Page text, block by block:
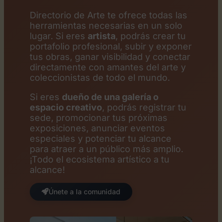
Directorio de Arte te ofrece todas las
herramientas necesarias en un solo
lugar. Si eres artista, podrás crear tu
portafolio profesional, subir y exponer
tus obras, ganar visibilidad y conectar
directamente con amantes del arte y
coleccionistas de todo el mundo.
Si eres dueño de una galería o
espacio creativo, podrás registrar tu
sede, promocionar tus próximas
exposiciones, anunciar eventos
especiales y potenciar tu alcance
para atraer a un público más amplio.
¡Todo el ecosistema artístico a tu
alcance!
Únete a la comunidad